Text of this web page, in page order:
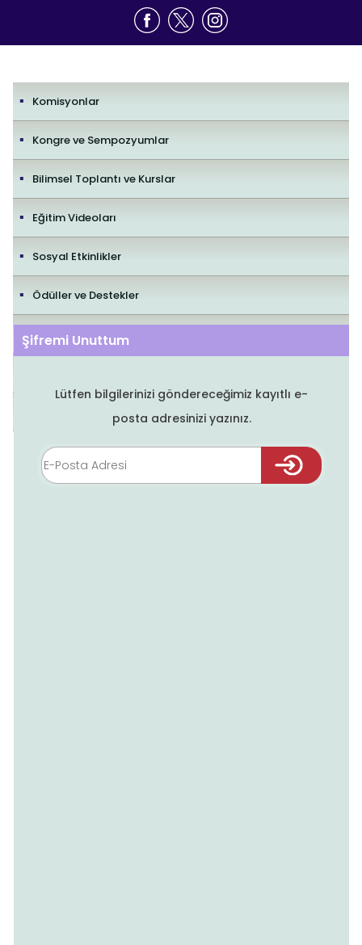
Komisyonlar
Kongre ve Sempozyumlar
Bilimsel Toplantı ve Kurslar
Eğitim Videoları
Sosyal Etkinlikler
Ödüller ve Destekler
İletişim
Şifremi Unuttum
Lütfen bilgilerinizi göndereceğimiz kayıtlı e-
posta adresinizi yazınız.